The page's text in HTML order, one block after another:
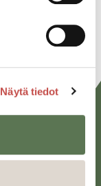
Näytä tiedot